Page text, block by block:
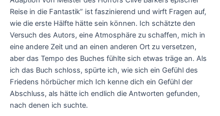
Reise in die Fantastik” ist faszinierend und wirft Fragen auf,
wie die erste Hälfte hätte sein können. Ich schätzte den
Versuch des Autors, eine Atmosphäre zu schaffen, mich in
eine andere Zeit und an einen anderen Ort zu versetzen,
aber das Tempo des Buches fühlte sich etwas träge an. Als
ich das Buch schloss, spürte ich, wie sich ein Gefühl des
Friedens hörbücher mich Ich kenne dich ein Gefühl der
Abschluss, als hätte ich endlich die Antworten gefunden,
nach denen ich suchte.